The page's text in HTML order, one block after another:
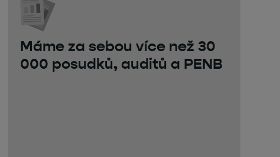
Máme za sebou více než 30
000 posudků, auditů a PENB